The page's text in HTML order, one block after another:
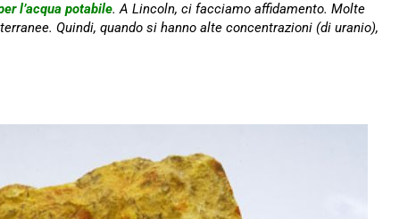
l’acqua potabile. A Lincoln, ci facciamo affidamento. Molte
Quindi, quando si hanno alte concentrazioni (di uranio),